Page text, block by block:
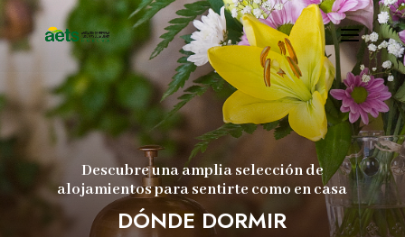
Descubre una amplia selección de
alojamientos para sentirte como en casa
DÓNDE DORMIR